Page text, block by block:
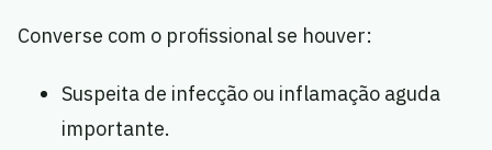
Converse com o profissional se houver:
Suspeita de infecção ou inflamação aguda
importante.